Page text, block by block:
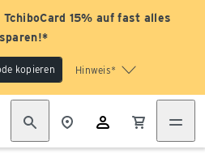
15% auf fast alles
sparen!*
kopieren Hinweis*